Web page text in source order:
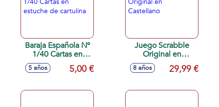
Baraja Española Nº
1/40 Cartas en
estuche de
cartulina
5 años 5,00 €
Juego Scrabble
Original en
Castellano
8 años 29,99 €